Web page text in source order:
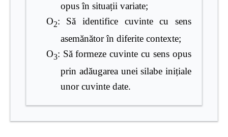
opus în situații variate;
O2: Să identifice cuvinte cu sens
asemănător în diferite contexte;
O3: Să formeze cuvinte cu sens opus
prin adăugarea unei silabe inițiale
unor cuvinte date.